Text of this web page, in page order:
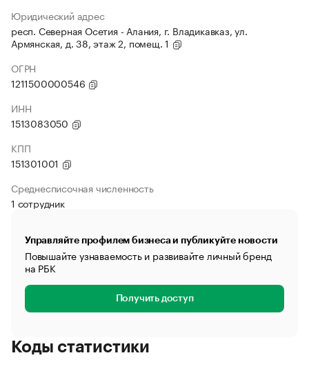
Юридический адрес
респ. Северная Осетия - Алания, г. Владикавказ, ул.
Армянская, д. 38, этаж 2, помещ. 1
ОГРН
1211500000546
ИНН
1513083050
КПП
151301001
Среднесписочная численность
1 сотрудник
Управляйте профилем бизнеса и публикуйте новости
Повышайте узнаваемость и развивайте личный бренд
на РБК
Получить доступ
Коды статистики